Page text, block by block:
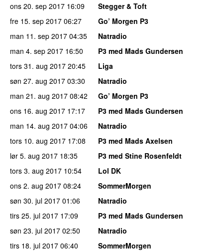
ons 20. sep 2017 16:09
Stegger & Toft
fre 15. sep 2017 06:27
Go’ Morgen P3
man 11. sep 2017 04:35
Natradio
man 4. sep 2017 16:50
P3 med Mads Gundersen
tors 31. aug 2017 20:45
Liga
søn 27. aug 2017 03:30
Natradio
man 21. aug 2017 08:42
Go’ Morgen P3
ons 16. aug 2017 17:17
P3 med Mads Gundersen
man 14. aug 2017 04:06
Natradio
tors 10. aug 2017 17:08
P3 med Mads Axelsen
lør 5. aug 2017 18:35
P3 med Stine Rosenfeldt
tors 3. aug 2017 10:54
Lol DK
ons 2. aug 2017 08:24
SommerMorgen
søn 30. jul 2017 01:06
Natradio
tirs 25. jul 2017 17:09
P3 med Mads Gundersen
søn 23. jul 2017 02:50
Natradio
tirs 18. jul 2017 06:40 SommerMorgen